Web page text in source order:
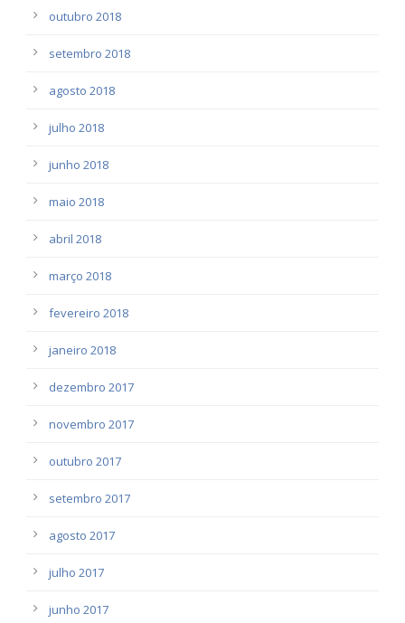
outubro 2018
setembro 2018
agosto 2018
julho 2018
junho 2018
maio 2018
abril 2018
março 2018
fevereiro 2018
janeiro 2018
dezembro 2017
novembro 2017
outubro 2017
setembro 2017
agosto 2017
julho 2017
junho 2017